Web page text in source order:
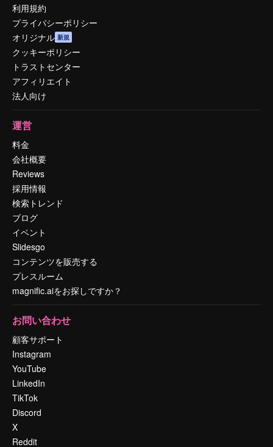
利用規約
プライバシーポリシー
オリジナル 新規
クッキーポリシー
トラストセンター
アフィリエイト
法人向け
運営
料金
会社概要
Reviews
採用情報
検索トレンド
ブログ
イベント
Slidesgo
コンテンツを販売する
プレスルーム
magnific.aiをお探しですか？
お問い合わせ
顧客サポート
Instagram
YouTube
LinkedIn
TikTok
Discord
X
Reddit